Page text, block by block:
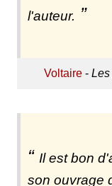
l'auteur.
Voltaire- Les
Il est bon
son ouvrage